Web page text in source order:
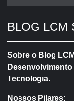
BLOG LCM
Sobre o Blog LCM
Desenvolvimento
Tecnologia.
Nossos Pilares: